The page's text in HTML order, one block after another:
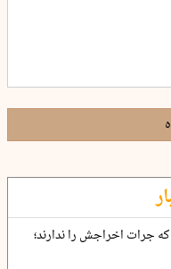
جرات اخراجش را ندارند؛